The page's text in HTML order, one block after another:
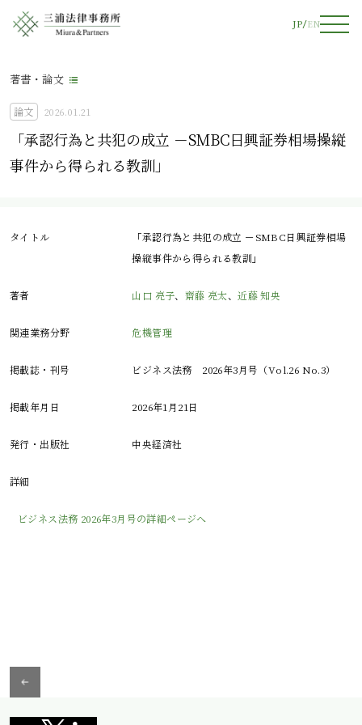
JP EN
著書・論文
論文 2026.01.21
「承認行為と共犯の成立 －SMBC日興証券相場操縦
事件から得られる教訓」
タイトル
「承認行為と共犯の成立 －SMBC日興証券相場
操縦事件から得られる教訓」
著者 山口 亮子、 齋藤 亮太、近藤 知央
関連業務分野 危機管理
掲載誌・刊号 ビジネス法務 2026年3月号（Vol.26 No.3）
掲載年月日 2026年1月21日
発行・出版社 中央経済社
詳細
ビジネス法務 2026年3月号の詳細ページへ